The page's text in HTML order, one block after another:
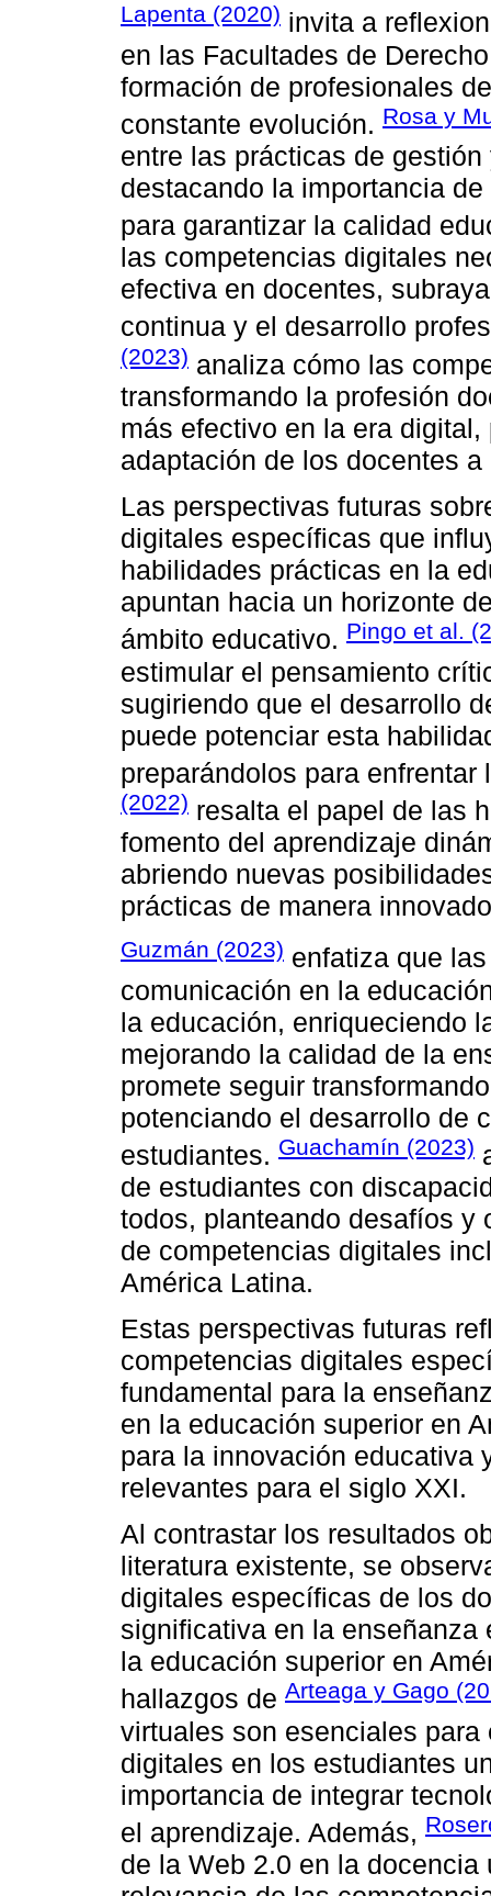
Lapenta (2020) invita a
en las Facultades de
formación de profesionales
constante evolución. Rosa y
entre las prácticas de
destacando la importancia
para garantizar la calidad
las competencias digitales
efectiva en docentes,
continua y el desarrollo
(2023) analiza cómo las
transformando la profesión
más efectivo en la era
adaptación de los docentes
Las perspectivas futuras
digitales específicas que
habilidades prácticas en la
apuntan hacia un horizonte
ámbito educativo. Pingo et al.
estimular el pensamiento
sugiriendo que el desarrollo
puede potenciar esta
preparándolos para
(2022) resalta el papel de las
fomento del aprendizaje
abriendo nuevas
prácticas de manera
Guzmán (2023) enfatiza que
comunicación en la
la educación, enriqueciendo
mejorando la calidad de la
promete seguir
potenciando el desarrollo de
estudiantes. Guachamín (2023)
de estudiantes con
todos, planteando desafíos y
de competencias digitales
América Latina.
Estas perspectivas futuras
competencias digitales
fundamental para la
en la educación superior en
para la innovación educativa
relevantes para el siglo XXI.
Al contrastar los resultados
literatura existente, se
digitales específicas de los
significativa en la
la educación superior en
hallazgos de Arteaga y Gago
virtuales son esenciales
digitales en los estudiantes
importancia de integrar
el aprendizaje. Además,
de la Web 2.0 en la